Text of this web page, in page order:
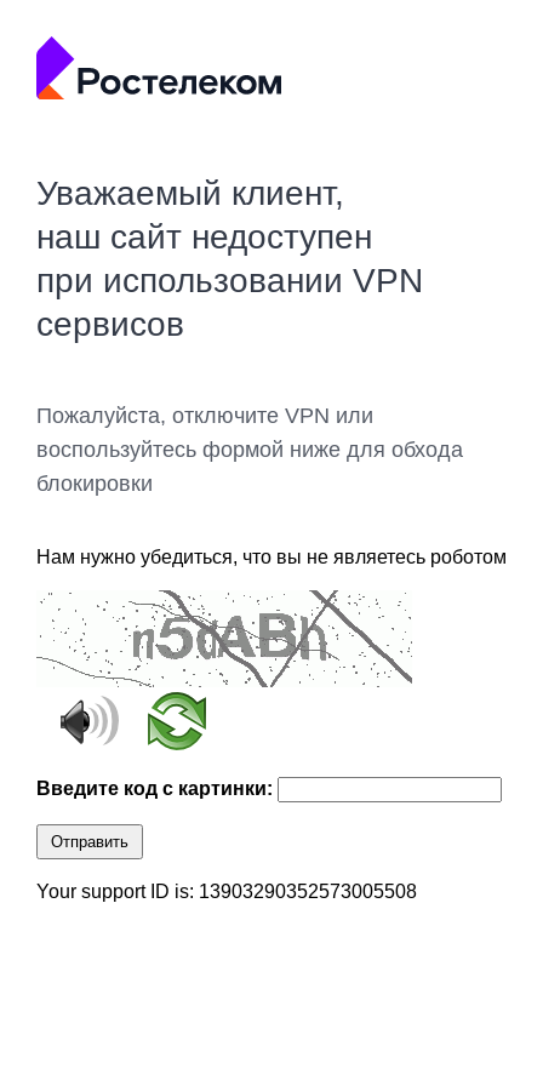
Уважаемый клиент,
наш сайт недоступен
при использовании VPN
сервисов
Пожалуйста, отключите VPN или
воспользуйтесь формой ниже для обхода
блокировки
Нам нужно убедиться, что вы не являетесь роботом
Введите код с картинки:
Отправить
Your support ID is: 13903290352573005508